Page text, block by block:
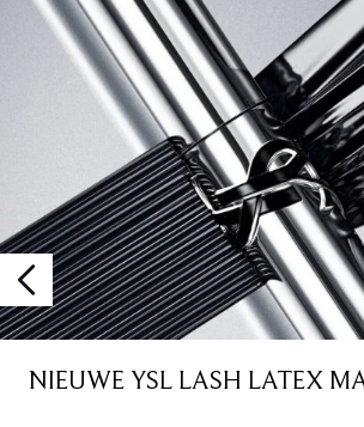
NIEUWE YSL LASH LATEX